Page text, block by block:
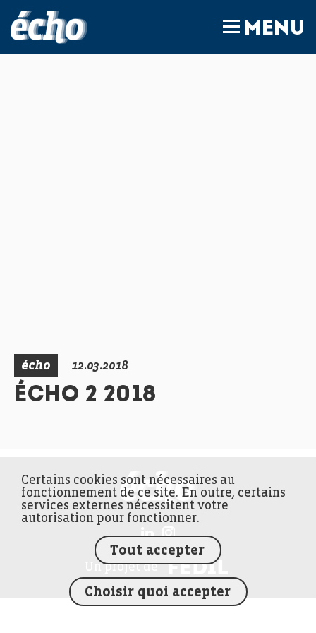
MENU
écho 12.03.2018
ÉCHO 2 2018
FEDIL écho
Un projet de
Certains cookies sont nécessaires au
fonctionnement de ce site. En outre, certains
services externes nécessitent votre
autorisation pour fonctionner.
Tout accepter
Choisir quoi accepter